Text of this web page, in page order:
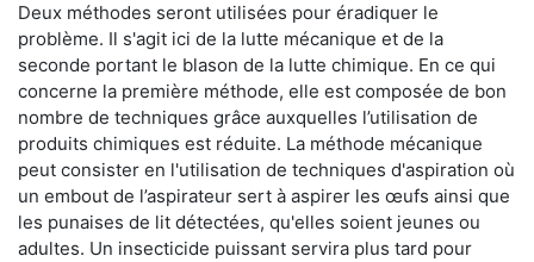
Deux méthodes seront utilisées pour éradiquer le
problème. Il s'agit ici de la lutte mécanique et de la
seconde portant le blason de la lutte chimique. En ce qui
concerne la première méthode, elle est composée de bon
nombre de techniques grâce auxquelles l’utilisation de
produits chimiques est réduite. La méthode mécanique
peut consister en l'utilisation de techniques d'aspiration où
un embout de l’aspirateur sert à aspirer les œufs ainsi que
les punaises de lit détectées, qu'elles soient jeunes ou
adultes. Un insecticide puissant servira plus tard pour